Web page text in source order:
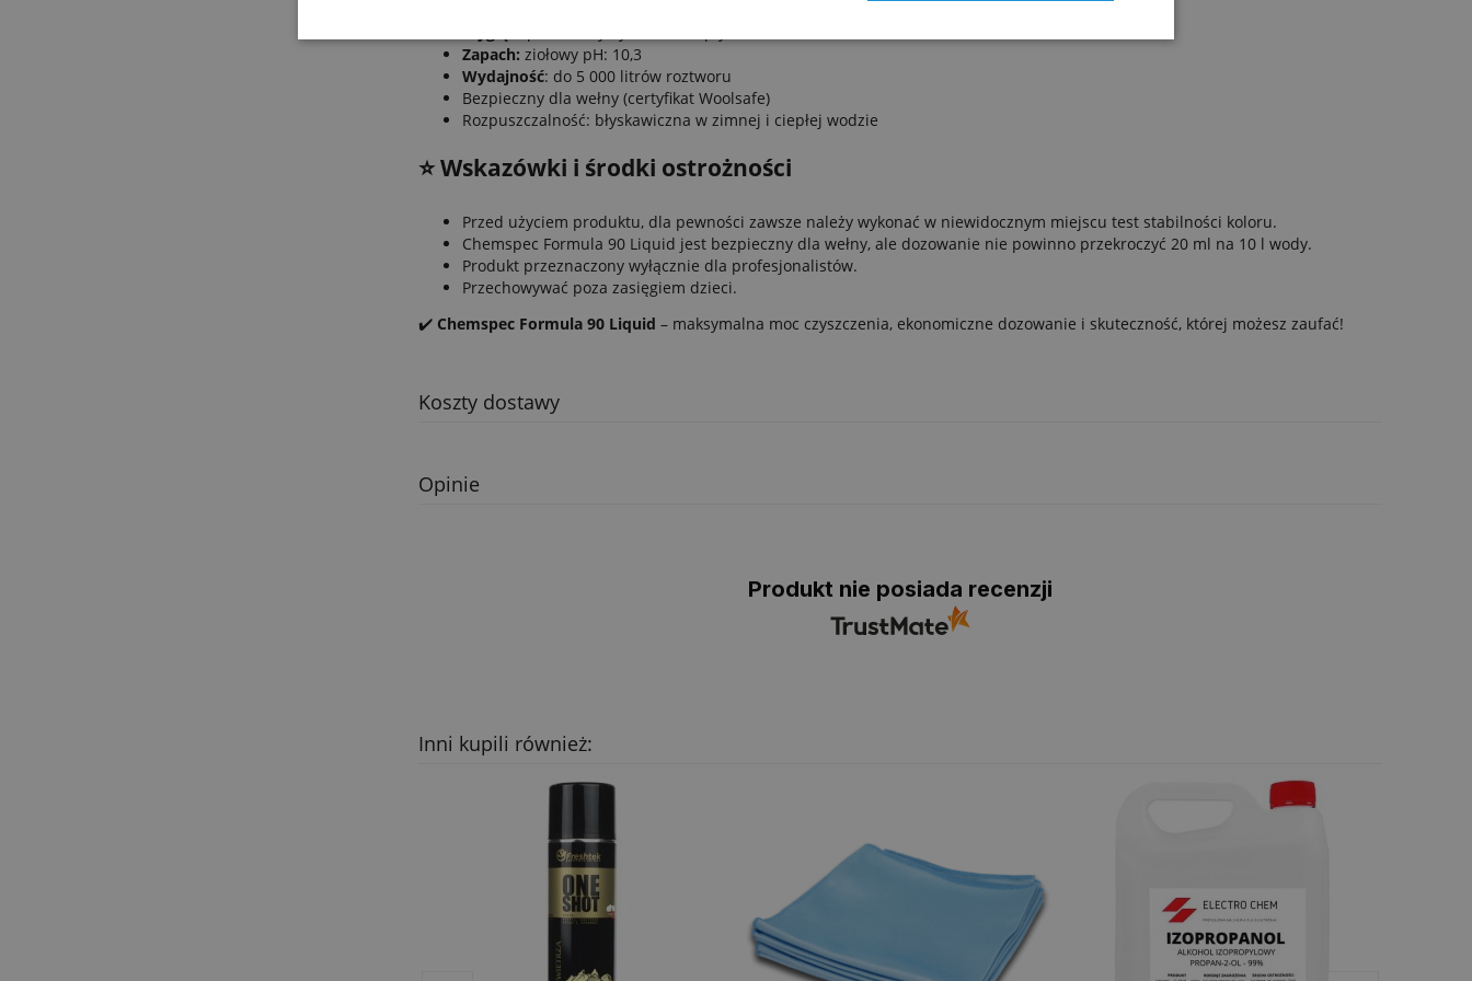
Zapach: ziołowy pH: 10,3
Wydajność: do 5 000 litrów roztworu
Bezpieczny dla wełny (certyfikat Woolsafe)
Rozpuszczalność: błyskawiczna w zimnej i ciepłej wodzie
⭐️ Wskazówki i środki ostrożności
Przed użyciem produktu, dla pewności zawsze należy wykonać w niewidocznym miejscu test stabilności koloru.
Chemspec Formula 90 Liquid jest bezpieczny dla wełny, ale dozowanie nie powinno przekroczyć 20 ml na 10 l wody.
Produkt przeznaczony wyłącznie dla profesjonalistów.
Przechowywać poza zasięgiem dzieci.
✔️ Chemspec Formula 90 Liquid – maksymalna moc czyszczenia, ekonomiczne dozowanie i skuteczność, której możesz zaufać!
Koszty dostawy
Opinie
Produkt nie posiada recenzji
Inni kupili również: